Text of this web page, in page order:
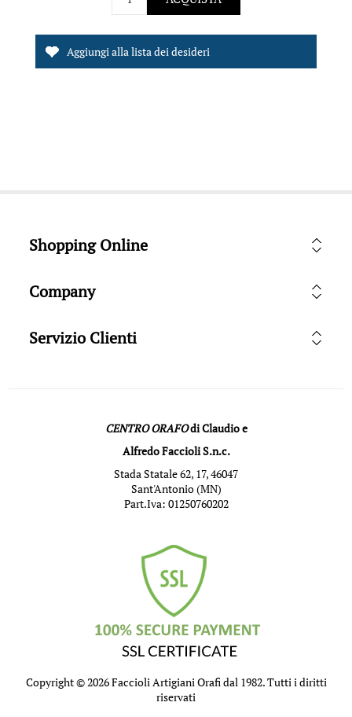
Shopping Online
Company
Servizio Clienti
CENTRO ORAFOdi Claudio e
Alfredo Faccioli S.n.c.
Stada Statale 62, 17, 46047
Sant'Antonio (MN)
Part.Iva: 01250760202
Copyright © 2026 Faccioli Artigiani Orafi dal 1982. Tutti i diritti
riservati